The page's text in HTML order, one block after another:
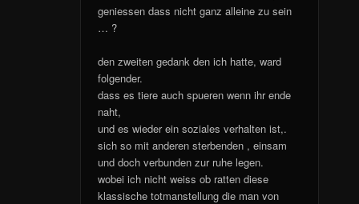
geniessen dass nicht ganz alleine zu sein
… ?
den zweiten gedank den ich hatte, ward
folgender.
dass es tiere auch spueren wenn ihr ende
naht,
und es wieder ein soziales verhalten ist,.
sich so mit anderen sterbenden , einsam
und doch verbunden zur ruhe legen.
wobei ich nicht weiss ob ratten diese
klassische totmanstellung die man von